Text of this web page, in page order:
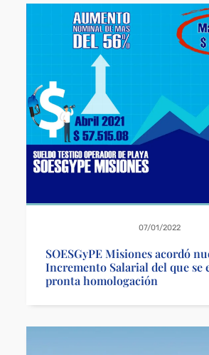
07/01/2022
SOESGyPE Misiones acordó
Incremento Salarial del que se
pronta homologación